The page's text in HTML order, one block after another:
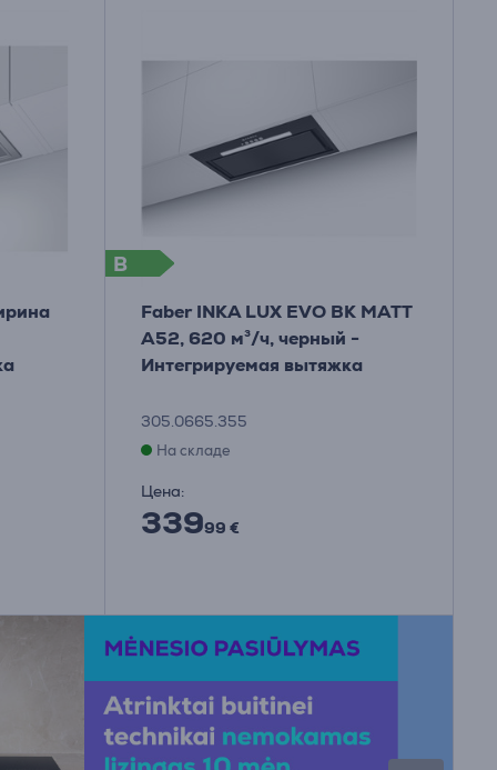
B
Faber INKA LUX EVO BK MATT
A52, 620 м³/ч, черный -
Интегрируемая вытяжка
305.0665.355
На складе
Цена:
33999 €